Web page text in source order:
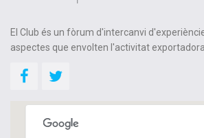
El Club és un fòrum d'intercanvi
aspectes que envolten l'activitat